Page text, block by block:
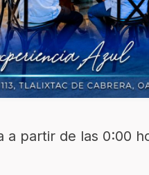
partir de las 0:00